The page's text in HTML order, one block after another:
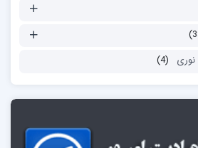
(4)